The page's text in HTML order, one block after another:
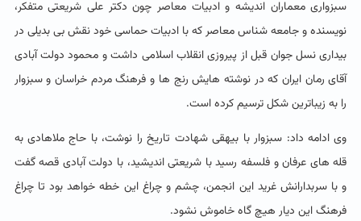
سبزواری معماران اندیشه و ادبیات معاصر چون دکتر علی شریعتی متفکر،
نویسنده و جامعه شناس معاصر که با ادبیات حماسی خود نقش بی بدیلی در
بیداری نسل جوان قبل از پیروزی انقلاب اسلامی داشت و محمود دولت آبادی
آقای رمان ایران که در نوشته هایش رنج ها و فرهنگ مردم خراسان و سبزوار
را به زیباترین شکل ترسیم کرده است.
وی ادامه داد: سبزوار با بیهقی شهادت تاریخ را نوشت، با حاج ملاهادی به
قله های عرفان و فلسفه رسید با شریعتی اندیشید، با دولت آبادی قصه گفت
و با سربدارانش غرید این انجمن، چشم و چراغ این خطه خواهد بود تا چراغ
فرهنگ این دیار هیچ گاه خاموش نشود.